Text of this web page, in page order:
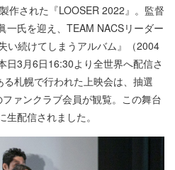
作された『LOOSER 2022』。監督
一氏を迎え、TEAM NACSリーダー
い続けてしまうアルバム』（2004
日3月6日16:30より全世界へ配信さ
札幌で行われた上映会は、抽選
ァンクラブ会員が観覧。この舞台
配信されました。